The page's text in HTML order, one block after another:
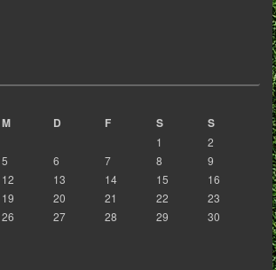
M D F S S
1
2
5 6 7 8
9
12 13 14 15
16
19 20 21 22
23
26 27 28 29
30